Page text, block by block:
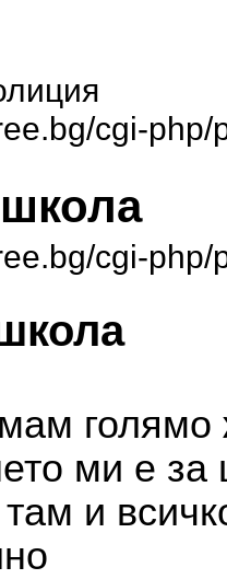
cgi-php/
cgi-
голямо
ми е за
там и